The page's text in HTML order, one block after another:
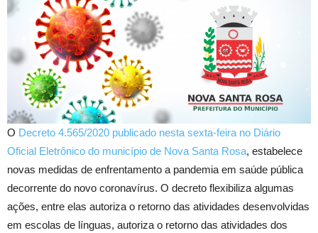
O Decreto 4.565/2020 publicado nesta sexta-feira no Diário
Oficial Eletrônico do município de Nova Santa Rosa, estabelece
novas medidas de enfrentamento a pandemia em saúde pública
decorrente do novo coronavírus. O decreto flexibiliza algumas
ações, entre elas autoriza o retorno das atividades desenvolvidas
em escolas de línguas, autoriza o retorno das atividades dos